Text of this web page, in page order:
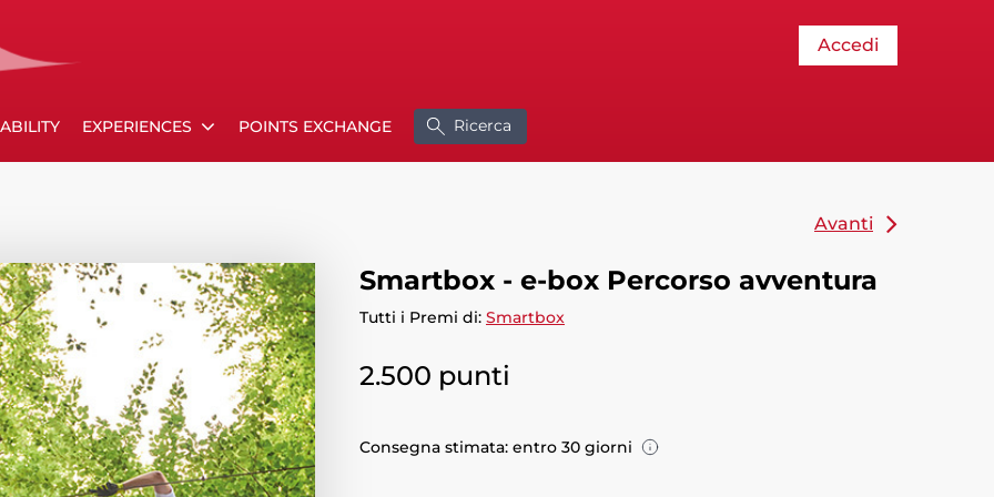
Accedi
EXPERIENCES POINTS EXCHANGE Ricerca
Avanti
Smartbox - e-box Percorso avventura
Tutti i Premi di: Smartbox
2.500 punti
Consegna stimata: entro 30 giorni